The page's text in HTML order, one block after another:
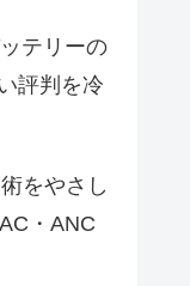
テリーの
評判を冷
をやさし
・ANC